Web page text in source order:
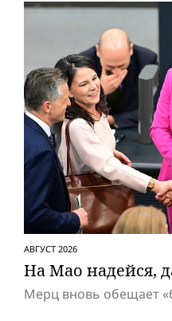
АВГУСТ 2026
На Мао надейся,
Мерц вновь обещает